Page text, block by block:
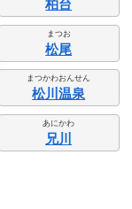
柏台
まつお
松尾
まつかわおんせん
松川温泉
あにかわ
兄川